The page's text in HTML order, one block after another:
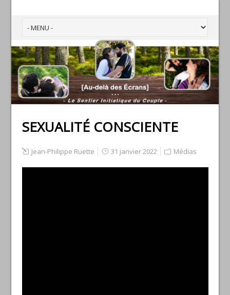
SEXUALITÉ CONSCIENTE
Jean-Philippe Ruette 31 janvier 2022 Médias